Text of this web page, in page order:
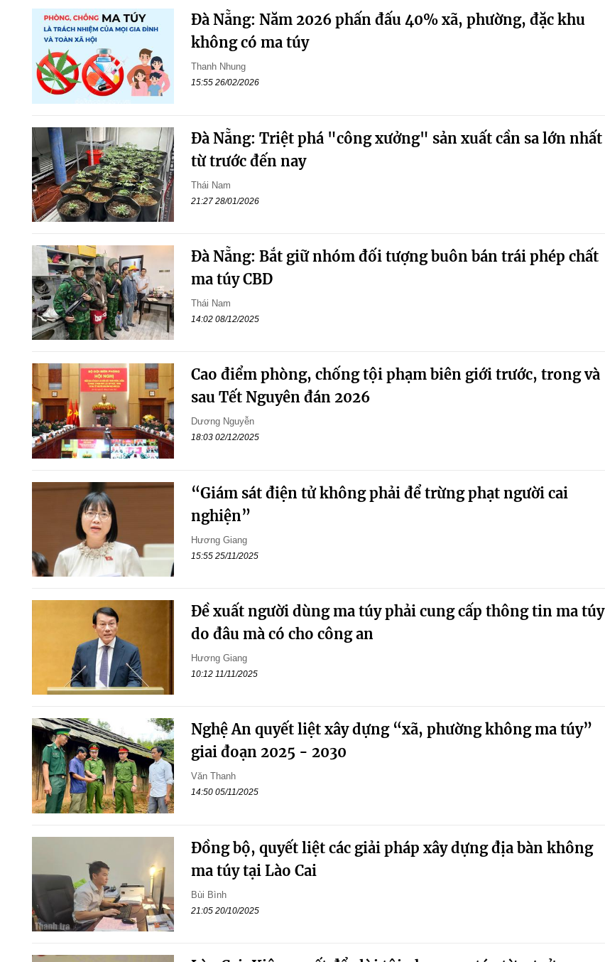
Đà Nẵng: Năm 2026 phấn đấu 40% xã, phường, đặc khu
không có ma túy
Thanh Nhung
15:55 26/02/2026
Đà Nẵng: Triệt phá "công xưởng" sản xuất cần sa lớn nhất
từ trước đến nay
Thái Nam
21:27 28/01/2026
Đà Nẵng: Bắt giữ nhóm đối tượng buôn bán trái phép chất
ma túy CBD
Thái Nam
14:02 08/12/2025
Cao điểm phòng, chống tội phạm biên giới trước, trong và
sau Tết Nguyên đán 2026
Dương Nguyễn
18:03 02/12/2025
“Giám sát điện tử không phải để trừng phạt người cai
nghiện”
Hương Giang
15:55 25/11/2025
Đề xuất người dùng ma túy phải cung cấp thông tin ma túy
do đâu mà có cho công an
Hương Giang
10:12 11/11/2025
Nghệ An quyết liệt xây dựng “xã, phường không ma túy”
giai đoạn 2025 - 2030
Văn Thanh
14:50 05/11/2025
Đồng bộ, quyết liệt các giải pháp xây dựng địa bàn không
ma túy tại Lào Cai
Bùi Bình
21:05 20/10/2025